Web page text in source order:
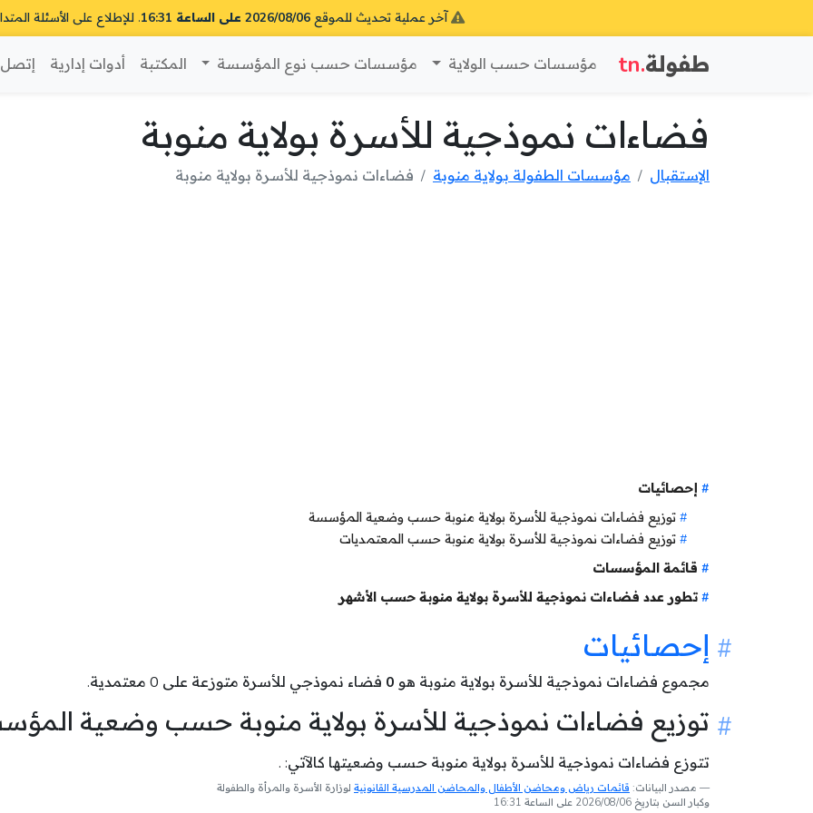
آخر عملية تحديث للموقع 2026/08/06 على الساعة 16:31 . للإطلاع على الأسئلة
طفولة.tn مؤسسات حسب الولاية مؤسسات حسب نوع المؤسسة المكتبة أدوات إدارية إتصل
فضاءات نموذجية للأسرة بولاية منوبة
الإستقبال مؤسسات الطفولة بولاية منوبة فضاءات نموذجية للأسرة بولاية منوبة
إحصائيات
توزيع فضاءات نموذجية للأسرة بولاية منوبة حسب وضعية المؤسسة
توزيع فضاءات نموذجية للأسرة بولاية منوبة حسب المعتمديات
قائمة المؤسسات
تطور عدد فضاءات نموذجية للأسرة بولاية منوبة حسب الأشهر
إحصائيات
مجموع فضاءات نموذجية للأسرة بولاية منوبة هو 0 فضاء نموذجي للأسرة متوزعة على 0 معتمدية.
توزيع فضاءات نموذجية للأسرة بولاية منوبة حسب وضعية
تتوزع فضاءات نموذجية للأسرة بولاية منوبة حسب وضعيتها كالآتي: .
مصدر البيانات: قائمات رياض ومحاضن الأطفال والمحاضن المدرسية القانونية لوزارة الأسرة والمرأة والطفولة
وكبار السن بتاريخ 2026/08/06 على الساعة 16:31